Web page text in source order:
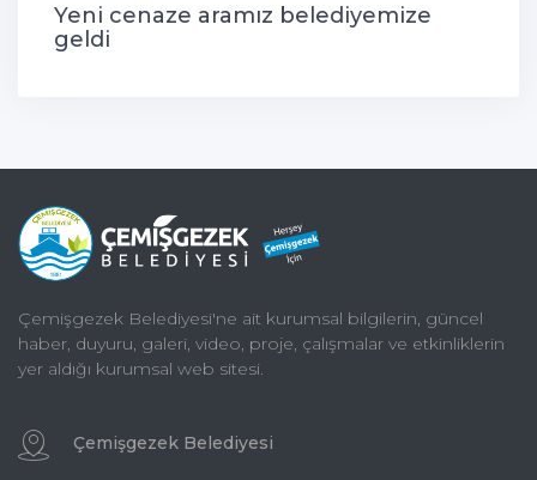
Yeni cenaze aramız belediyemize
geldi
Çemişgezek Belediyesi'ne ait kurumsal bilgilerin, güncel
haber, duyuru, galeri, video, proje, çalışmalar ve etkinliklerin
yer aldığı kurumsal web sitesi.
Çemişgezek Belediyesi